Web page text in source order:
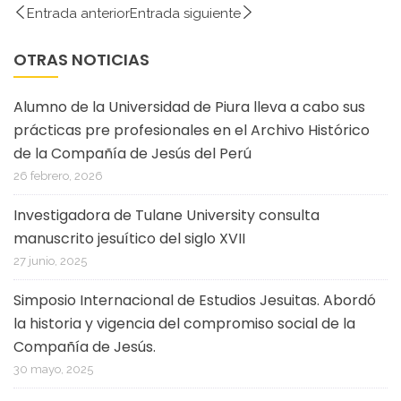
Entrada anteriorEntrada siguiente
OTRAS NOTICIAS
Alumno de la Universidad de Piura lleva a cabo sus
prácticas pre profesionales en el Archivo Histórico
de la Compañía de Jesús del Perú
26 febrero, 2026
Investigadora de Tulane University consulta
manuscrito jesuítico del siglo XVII
27 junio, 2025
Simposio Internacional de Estudios Jesuitas. Abordó
la historia y vigencia del compromiso social de la
Compañía de Jesús.
30 mayo, 2025